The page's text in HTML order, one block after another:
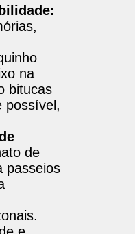
na
bitucas
possível,
de
passeios